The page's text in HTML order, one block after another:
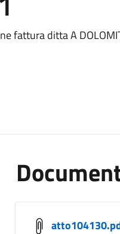
fattura ditta A